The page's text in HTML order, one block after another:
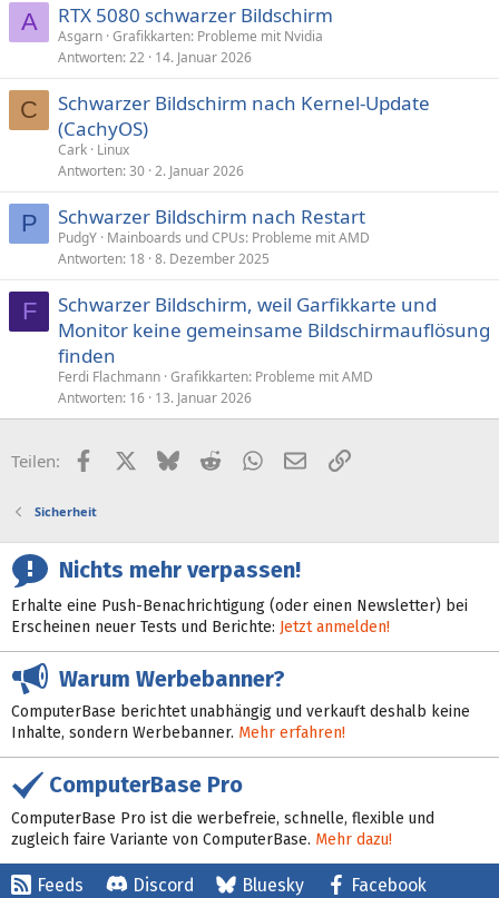
A RTX 5080 schwarzer Bildschirm
Asgarn Grafikkarten: Probleme mit Nvidia
Antworten 22 14. Januar 2026
C
Schwarzer Bildschirm nach Kernel-Update
(CachyOS)
Cark Linux
Antworten 30 2. Januar 2026
P Schwarzer Bildschirm nach Restart
PudgY Mainboards und CPUs: Probleme mit AMD
Antworten 18 8. Dezember 2025
F
Schwarzer Bildschirm, weil Garfikkarte und
Monitor keine gemeinsame Bildschirmauflösung
finden
Ferdi Flachmann Grafikkarten: Probleme mit AMD
Antworten 16 13. Januar 2026
Teilen: FacebookX (Twitter)
BlueskyRedditWhatsApp
E-MailLink
Sicherheit
Nichts mehr verpassen!
Erhalte eine Push-Benachrichtigung (oder einen Newsletter) bei
Erscheinen neuer Tests und Berichte: Jetzt anmelden!
Warum Werbebanner?
ComputerBase berichtet unabhängig und verkauft deshalb keine
Inhalte, sondern Werbebanner. Mehr erfahren!
ComputerBase Pro
ComputerBase Pro ist die werbefreie, schnelle, flexible und
zugleich faire Variante von ComputerBase. Mehr dazu!
Feeds Discord Bluesky Facebook